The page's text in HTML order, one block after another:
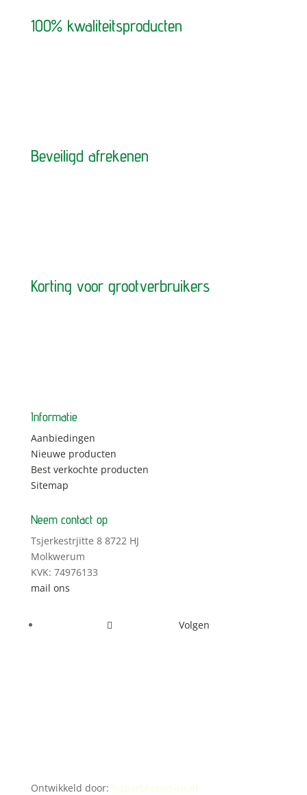
100% kwaliteitsproducten
Beveiligd afrekenen
Korting voor grootverbruikers
Informatie
Aanbiedingen
Nieuwe producten
Best verkochte producten
Sitemap
Neem contact op
Tsjerkestrjitte 8 8722 HJ
Molkwerum
KVK: 74976133
mail ons
Volgen
Ontwikkeld door: